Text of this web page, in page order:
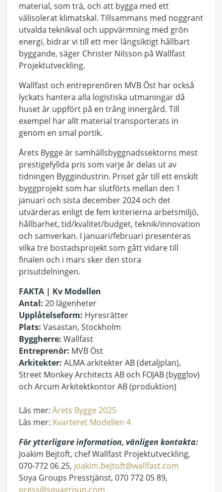
material, som trä, och att bygga med ett
välisolerat klimatskal. Tillsammans med noggrant
utvalda teknikval och uppvärmning med grön
energi, bidrar vi till ett mer långsiktigt hållbart
byggande, säger Christer Nilsson på Wallfast
Projektutveckling.
Wallfast och entreprenören MVB Öst har också
lyckats hantera alla logistiska utmaningar då
huset är uppfört på en trång innergård. Till
exempel har allt material transporterats in
genom en smal portik.
Årets Bygge är samhällsbyggnadssektorns mest
prestigefyllda pris som varje år delas ut av
tidningen Byggindustrin. Priset går till ett enskilt
byggprojekt som har slutförts mellan den 1
januari och sista december 2024 och det
utvärderas enligt de fem kriterierna arbetsmiljö,
hållbarhet, tid/kvalitet/budget, teknik/innovation
och samverkan. I januari/februari presenteras
vilka tre bostadsprojekt som gått vidare till
finalen och i mars sker den stora
prisutdelningen.
FAKTA | Kv Modellen
Antal: 20 lägenheter
Upplåtelseform: Hyresrätter
Plats: Vasastan, Stockholm
Byggherre: Wallfast
Entreprenör: MVB Öst
Arkitekter: ALMA arkitekter AB (detaljplan),
Street Monkey Architects AB och FOJAB (bygglov)
och Arcum Arkitektkontor AB (produktion)
Läs mer: Årets Bygge 2025
Läs mer: Kvarteret Modellen 4
För ytterligare information, vänligen kontakta:
Joakim Bejtoft, chef Wallfast Projektutveckling,
070-772 06 25, joakim.bejtoft@wallfast.com
Soya Groups Presstjänst, 070 772 05 89,
press@soyagroup.com